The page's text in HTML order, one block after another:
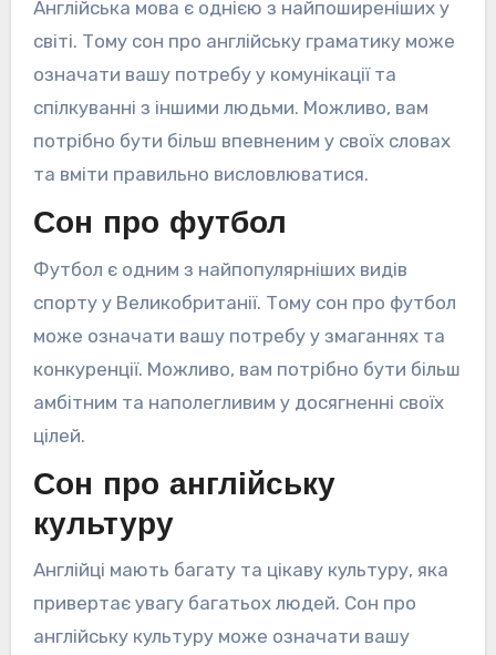
Англійська мова є однією з найпоширеніших у
світі. Тому сон про англійську граматику може
означати вашу потребу у комунікації та
спілкуванні з іншими людьми. Можливо, вам
потрібно бути більш впевненим у своїх словах
та вміти правильно висловлюватися.
Сон про футбол
Футбол є одним з найпопулярніших видів
спорту у Великобританії. Тому сон про футбол
може означати вашу потребу у змаганнях та
конкуренції. Можливо, вам потрібно бути більш
амбітним та наполегливим у досягненні своїх
цілей.
Сон про англійську
культуру
Англійці мають багату та цікаву культуру, яка
привертає увагу багатьох людей. Сон про
англійську культуру може означати вашу